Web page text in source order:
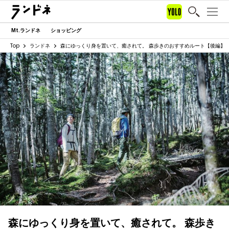
Mt.ランドネ ショッピング
Top ランドネ 森にゆっくり身を置いて、癒されて。 森歩きのおすすめルート【後編】
森にゆっくり身を置いて、癒されて。 森歩き